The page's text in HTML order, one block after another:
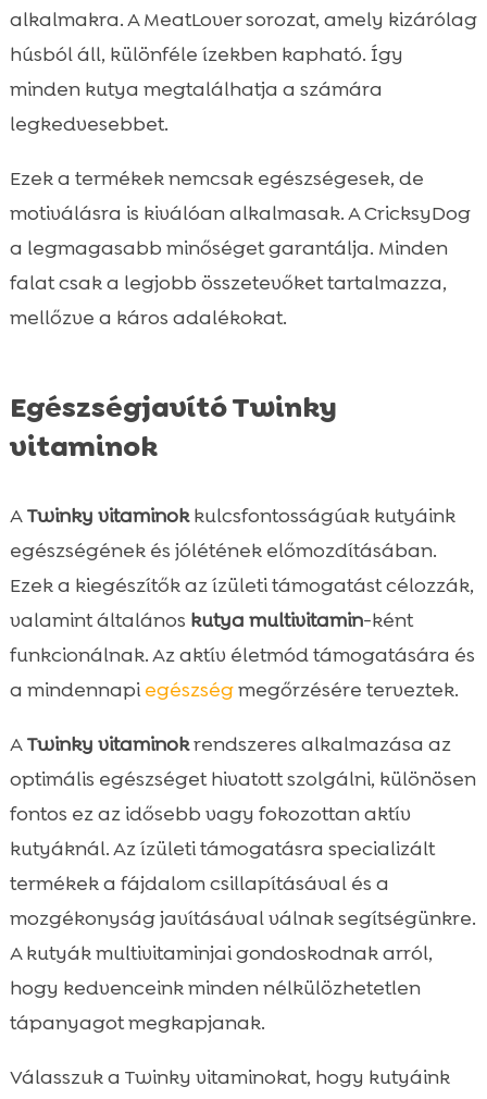
alkalmakra. A MeatLover sorozat, amely kizárólag
húsból áll, különféle ízekben kapható. Így
minden kutya megtalálhatja a számára
legkedvesebbet.
Ezek a termékek nemcsak egészségesek, de
motiválásra is kiválóan alkalmasak. A CricksyDog
a legmagasabb minőséget garantálja. Minden
falat csak a legjobb összetevőket tartalmazza,
mellőzve a káros adalékokat.
Egészségjavító Twinky
vitaminok
ATwinky vitaminokkulcsfontosságúak kutyáink
egészségének és jólétének előmozdításában.
Ezek a kiegészítők az ízületi támogatást célozzák,
valamint általános kutya multivitamin-ként
funkcionálnak. Az aktív életmód támogatására és
a mindennapiegészségmegőrzésére terveztek.
ATwinky vitaminokrendszeres alkalmazása az
optimális egészséget hivatott szolgálni, különösen
fontos ez az idősebb vagy fokozottan aktív
kutyáknál. Az ízületi támogatásra specializált
termékek a fájdalom csillapításával és a
mozgékonyság javításával válnak segítségünkre.
A kutyák multivitaminjai gondoskodnak arról,
hogy kedvenceink minden nélkülözhetetlen
tápanyagot megkapjanak.
Válasszuk a Twinky vitaminokat, hogy kutyáink